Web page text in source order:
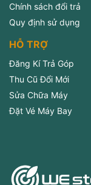
Chính sách đổi trả
Quy định sử dụng
HỖ TRỢ
Đăng Kí Trả Góp
Thu Cũ Đổi Mới
Sửa Chữa Máy
Đặt Vé Máy Bay